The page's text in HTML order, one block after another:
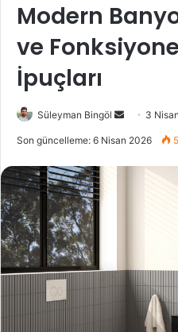
Modern
ve
İpuçları
Süleyman Bingöl
Bir
3
Son güncelleme: 6 Nisan 2026